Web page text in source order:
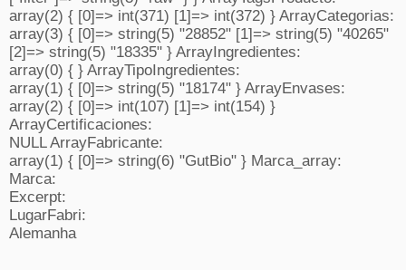
array(2) { [0]=> int(371) [1]=> int(372) } ArrayCategorias:
array(3) { [0]=> string(5) "28852" [1]=> string(5) "40265"
[2]=> string(5) "18335" } ArrayIngredientes:
array(0) { } ArrayTipoIngredientes:
array(1) { [0]=> string(5) "18174" } ArrayEnvases:
array(2) { [0]=> int(107) [1]=> int(154) }
ArrayCertificaciones:
NULL ArrayFabricante:
array(1) { [0]=> string(6) "GutBio" } Marca_array:
Marca:
Excerpt:
LugarFabri:
Alemanha